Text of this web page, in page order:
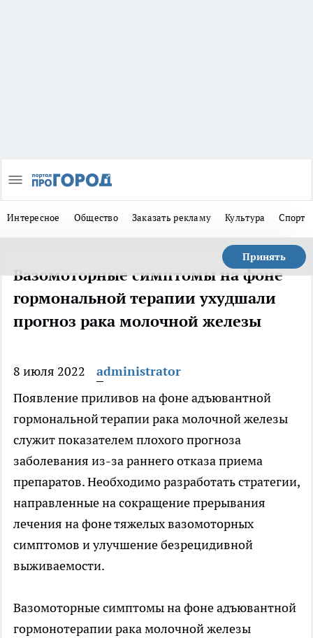
Интересное Общество Заказать рекламу Культура Спорт
Принять
Вазомоторные симптомы на фоне
гормональной терапии ухудшали
прогноз рака молочной железы
8 июля 2022
administrator
Появление приливов на фоне адъювантной
гормональной терапии рака молочной железы
служит показателем плохого прогноза
заболевания из-за раннего отказа приема
препаратов. Необходимо разработать стратегии,
направленные на сокращение прерывания
лечения на фоне тяжелых вазомоторных
симптомов и улучшение безрецидивной
выживаемости.
Вазомоторные симптомы на фоне адъювантной
гормонотерапии рака молочной железы